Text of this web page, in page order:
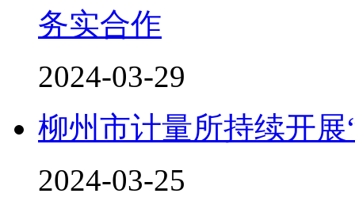
务实合作
2024-03-29
柳州市计量所持续开
2024-03-25